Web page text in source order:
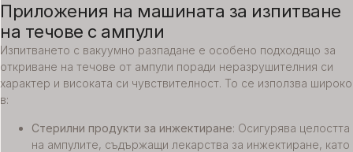
Приложения на машината за изпитване
на течове с ампули
Изпитването с вакуумно разпадане е особено подходящо за
откриване на течове от ампули поради неразрушителния си
характер и високата си чувствителност. То се използва широко
в:
Стерилни продукти за инжектиране: Осигурява целостта
на ампулите, съдържащи лекарства за инжектиране, като